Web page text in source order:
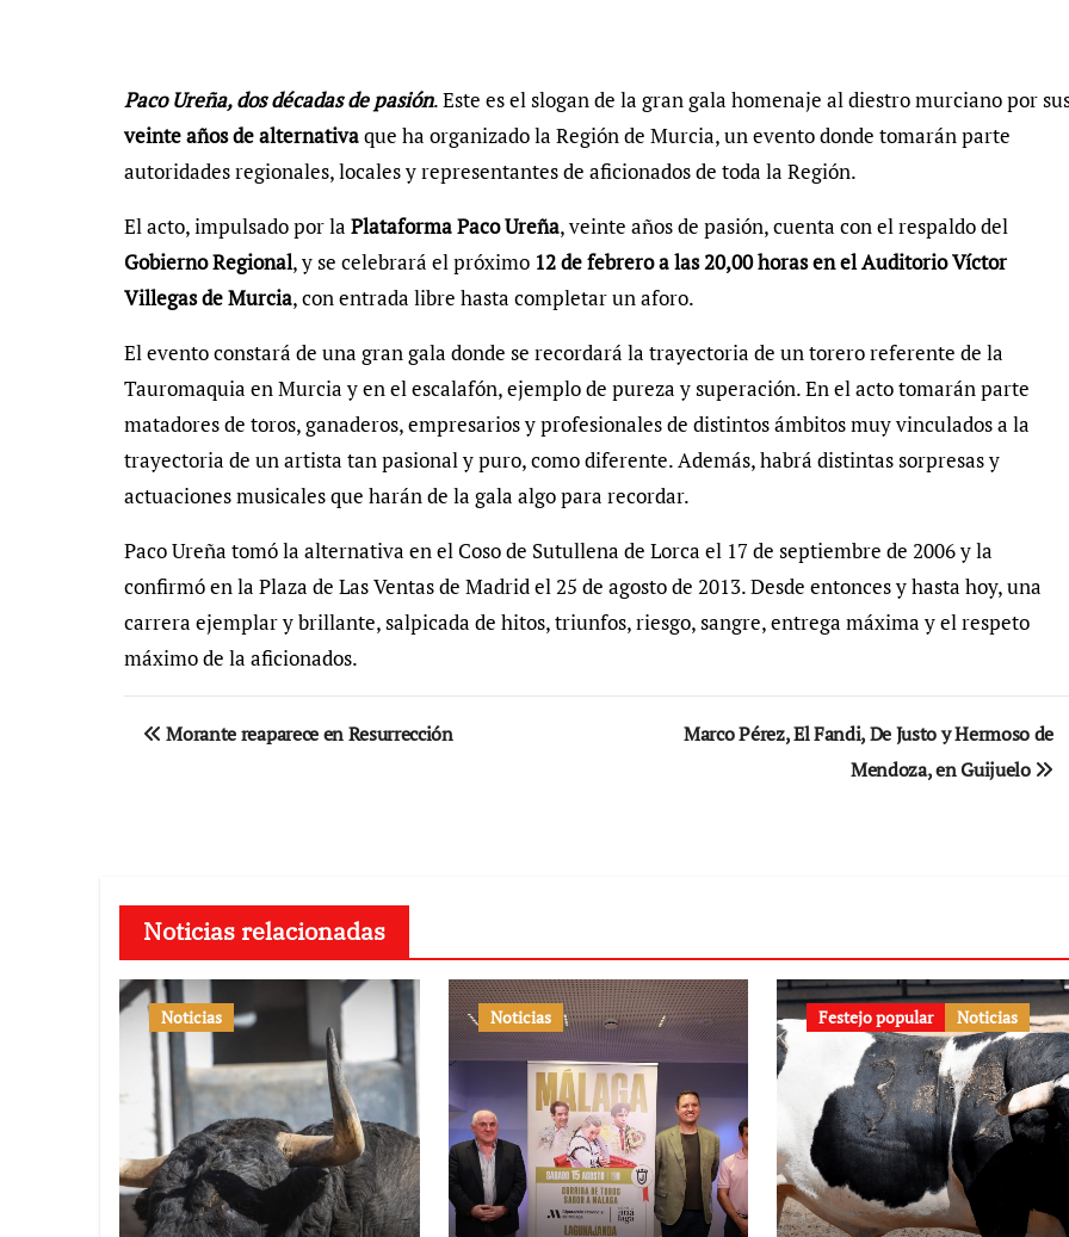
Paco Ureña, dos décadas de pasión. Este es el slogan de la gran gala homenaje al diestro murciano por
veinte años de alternativaque ha organizado la Región de Murcia, un evento donde tomarán parte
autoridades regionales, locales y representantes de aficionados de toda la Región.
El acto, impulsado por la Plataforma Paco Ureña, veinte años de pasión, cuenta con el respaldo del
Gobierno Regional, y se celebrará el próximo 12 de febrero a las 20,00 horas en el Auditorio Víctor
Villegas de Murcia, con entrada libre hasta completar un aforo.
El evento constará de una gran gala donde se recordará la trayectoria de un torero referente de la
Tauromaquia en Murcia y en el escalafón, ejemplo de pureza y superación. En el acto tomarán parte
matadores de toros, ganaderos, empresarios y profesionales de distintos ámbitos muy vinculados a la
trayectoria de un artista tan pasional y puro, como diferente. Además, habrá distintas sorpresas y
actuaciones musicales que harán de la gala algo para recordar.
Paco Ureña tomó la alternativa en el Coso de Sutullena de Lorca el 17 de septiembre de 2006 y la
confirmó en la Plaza de Las Ventas de Madrid el 25 de agosto de 2013. Desde entonces y hasta hoy, una
carrera ejemplar y brillante, salpicada de hitos, triunfos, riesgo, sangre, entrega máxima y el respeto
máximo de la aficionados.
Navegación
Morante reaparece en Resurrección
Marco Pérez, El Fandi, De Justo y Hermoso de
Mendoza, en Guijuelo
Noticias relacionadas
Noticias Noticias Festejo popular Noticias